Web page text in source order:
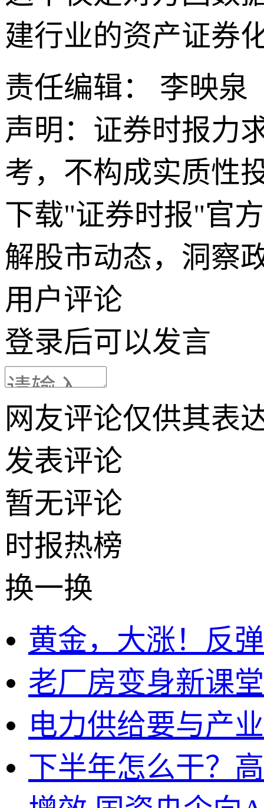
建行业的资产证券
责任编辑： 李映泉
声明：证券时报力
考，不构成实质性
下载"证券时报"官
解股市动态，洞察
用户评论
登录后可以发言
网友评论仅供其表
发表评论
暂无评论
时报热榜
换一换
黄金，大涨！反
老厂房变身新课堂
电力供给要与产
下半年怎么干？